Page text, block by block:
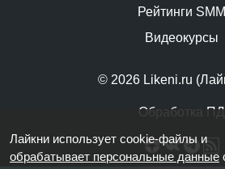
© 2026 Likeni.ru
Обработка ПД
Рейтинги SMM
Видеокурсы
Лайкни использует cookie-файлы и
обрабатывает персональные данные